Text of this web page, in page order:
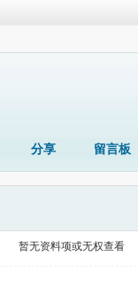
分享 留言板
暂无资料项或无权查看